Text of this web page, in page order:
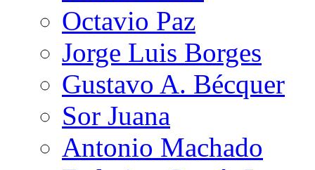
Octavio Paz
Jorge Luis Borges
Gustavo A. Bécquer
Sor Juana
Antonio Machado